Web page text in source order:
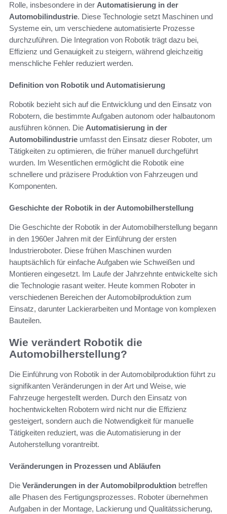
Rolle, insbesondere in der Automatisierung in der
Automobilindustrie. Diese Technologie setzt Maschinen und
Systeme ein, um verschiedene automatisierte Prozesse
durchzuführen. Die Integration von Robotik trägt dazu bei,
Effizienz und Genauigkeit zu steigern, während gleichzeitig
menschliche Fehler reduziert werden.
Definition von Robotik und Automatisierung
Robotik bezieht sich auf die Entwicklung und den Einsatz von
Robotern, die bestimmte Aufgaben autonom oder halbautonom
ausführen können. Die Automatisierung in der
Automobilindustrie umfasst den Einsatz dieser Roboter, um
Tätigkeiten zu optimieren, die früher manuell durchgeführt
wurden. Im Wesentlichen ermöglicht die Robotik eine
schnellere und präzisere Produktion von Fahrzeugen und
Komponenten.
Geschichte der Robotik in der Automobilherstellung
Die Geschichte der Robotik in der Automobilherstellung begann
in den 1960er Jahren mit der Einführung der ersten
Industrieroboter. Diese frühen Maschinen wurden
hauptsächlich für einfache Aufgaben wie Schweißen und
Montieren eingesetzt. Im Laufe der Jahrzehnte entwickelte sich
die Technologie rasant weiter. Heute kommen Roboter in
verschiedenen Bereichen der Automobilproduktion zum
Einsatz, darunter Lackierarbeiten und Montage von komplexen
Bauteilen.
Wie verändert Robotik die
Automobilherstellung?
Die Einführung von Robotik in der Automobilproduktion führt zu
signifikanten Veränderungen in der Art und Weise, wie
Fahrzeuge hergestellt werden. Durch den Einsatz von
hochentwickelten Robotern wird nicht nur die Effizienz
gesteigert, sondern auch die Notwendigkeit für manuelle
Tätigkeiten reduziert, was die Automatisierung in der
Autoherstellung vorantreibt.
Veränderungen in Prozessen und Abläufen
Die Veränderungen in der Automobilproduktion betreffen
alle Phasen des Fertigungsprozesses. Roboter übernehmen
Aufgaben in der Montage, Lackierung und Qualitätssicherung,